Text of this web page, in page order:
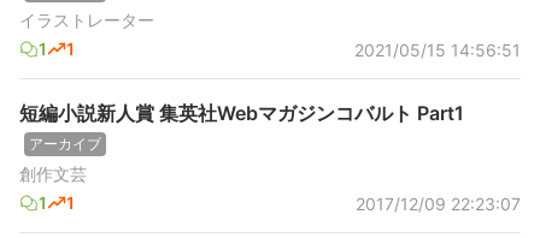
イラストレーター
1
1 2021/05/15 14:56:51
短編小説新人賞 集英社Webマガジンコバルト Part1
アーカイブ
創作文芸
1
1 2017/12/09 22:23:07